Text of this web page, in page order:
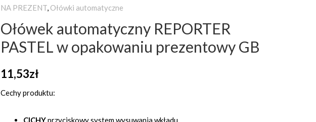
NA PREZENT, Ołówki automatyczne
Ołówek automatyczny REPORTER
PASTEL w opakowaniu prezentowy GB
11,53zł
Cechy produktu:
CICHYprzyciskowy system wysuwania wkładu
automatyczny
PASTEL
w
prezentowy